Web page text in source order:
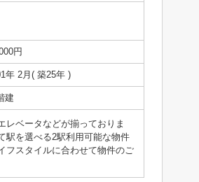
円
年 2月( 築25年 )
建
レベータなどが揃っておりま
駅を選べる2駅利用可能な物件
フスタイルに合わせて物件のご